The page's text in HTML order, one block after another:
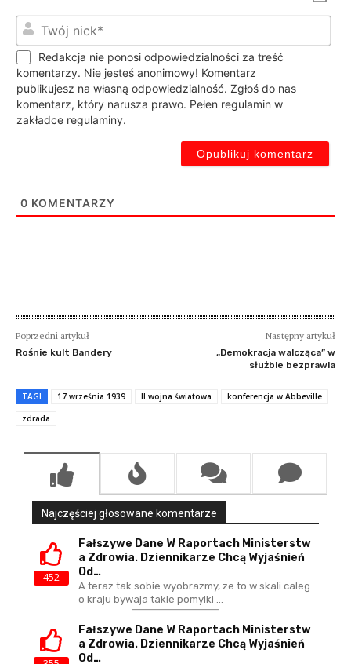
Redakcja nie ponosi odpowiedzialności za treść
komentarzy. Nie jesteś anonimowy! Komentarz
publikujesz na własną odpowiedzialność. Zgłoś do nas
komentarz, który narusza prawo. Pełen regulamin w
zakładce regulaminy.
0 KOMENTARZY
Poprzedni artykuł
Rośnie kult Bandery
Następny artykuł
„Demokracja walcząca” w
służbie bezprawia
TAGI 17 września 1939 II wojna światowa
konferencja w Abbeville
zdrada
Najczęściej głosowane komentarze
452
Fałszywe Dane W Raportach Ministerstw
A Zdrowia. Dziennikarze Chcą Wyjaśnień
Od…
A teraz tak sobie wyobrazmy, ze to w skali caleg
o kraju bywaja takie pomylki ...
Fałszywe Dane W Raportach Ministerstw
A Zdrowia. Dziennikarze Chcą Wyjaśnień
Od…